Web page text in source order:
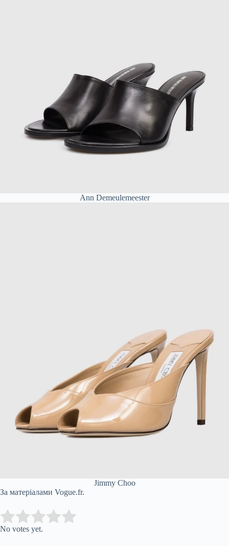
Ann Demeulemeester
Jimmy Choo
За матеріалами Vogue.fr.
Rate this item:
No votes yet.